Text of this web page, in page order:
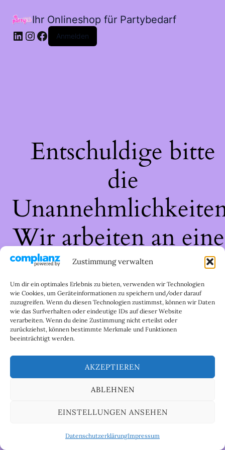
Zustimmung verwalten
Um dir ein optimales Erlebnis zu bieten, verwenden wir Technologien
wie Cookies, um Geräteinformationen zu speichern und/oder darauf
zuzugreifen. Wenn du diesen Technologien zustimmst, können wir Daten
wie das Surfverhalten oder eindeutige IDs auf dieser Website
verarbeiten. Wenn du deine Zustimmung nicht erteilst oder
zurückziehst, können bestimmte Merkmale und Funktionen
beeinträchtigt werden.
AKZEPTIEREN
ABLEHNEN
EINSTELLUNGEN ANSEHEN
DatenschutzerklärungImpressum
Ihr Onlineshop für Partybedarf
LinkedIn
Instagram
Facebook
Anmelden
Entschuldige bitte
die
Wir arbeiten an
großartigen Sache
schau bald wieder
vorbei!